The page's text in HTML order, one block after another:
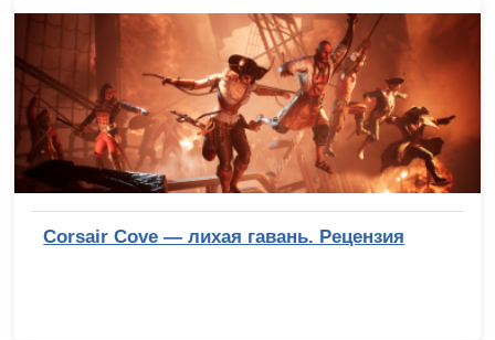
Corsair Cove — лихая гавань. Рецензия